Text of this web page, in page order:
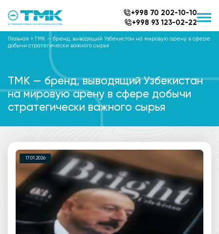
+998 70 202-10-10
+998 93 123-02-22
Главная >TMK — бренд, выводящий Узбекистан на мировую арену в сфере
добычи стратегически важного сырья
TMK — бренд, выводящий Узбекистан
на мировую арену в сфере добычи
стратегически важного сырья
17.01.2026